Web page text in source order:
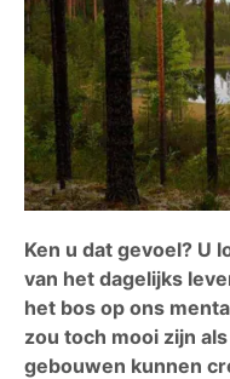
Ken u dat gevoel? U
van het dagelijks
het bos op ons
zou toch mooi zijn
gebouwen kunnen